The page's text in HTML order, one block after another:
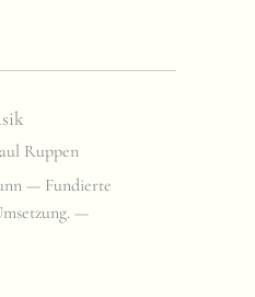
Ruppen
— Fundierte
—